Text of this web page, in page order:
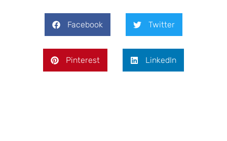
Facebook Twitter
Pinterest LinkedIn